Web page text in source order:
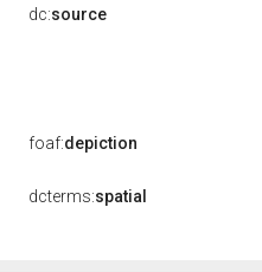
dc:source
foaf:depiction
dcterms:spatial